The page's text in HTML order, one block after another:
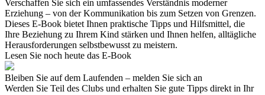
Verschaffen Sie sich ein umfassendes Verständnis moderner
Erziehung – von der Kommunikation bis zum Setzen von Grenzen.
Dieses E-Book bietet Ihnen praktische Tipps und Hilfsmittel, die
Ihre Beziehung zu Ihrem Kind stärken und Ihnen helfen, alltägliche
Herausforderungen selbstbewusst zu meistern.
Lesen Sie noch heute das E-Book
Bleiben Sie auf dem Laufenden – melden Sie sich an
Werden Sie Teil des Clubs und erhalten Sie gute Tipps direkt in Ihr